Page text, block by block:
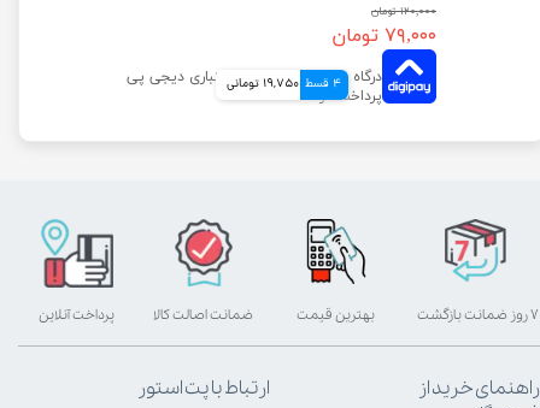
۱۲۰,۰۰۰ تومان
۷۹,۰۰۰ تومان
4 قسط 19,750 تومانی
بهترین قیمت پرداخت آنلاین ۷ روز ضمانت بازگشت ضمانت اصالت کالا
راهنمای خرید از
ارتباط با پت استور